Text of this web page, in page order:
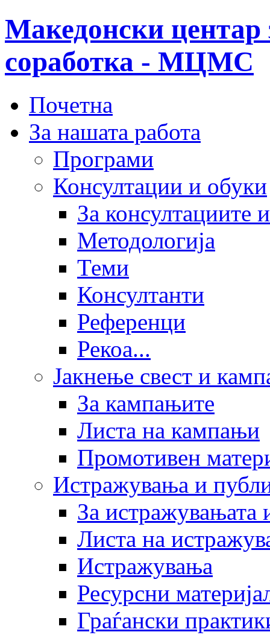
Македонски центар
соработка - МЦМС
Почетна
За нашата работа
Програми
Консултации и обуки
За консултациите
Методологија
Теми
Консултанти
Референци
Рекоа...
Јакнење свест и
За кампањите
Листа на кампањи
Промотивен
Истражувања и
За истражувањата
Листа на
Истражувања
Ресурсни
Граѓански